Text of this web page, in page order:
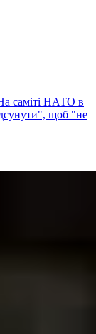
саміті НАТО в
щоб "не